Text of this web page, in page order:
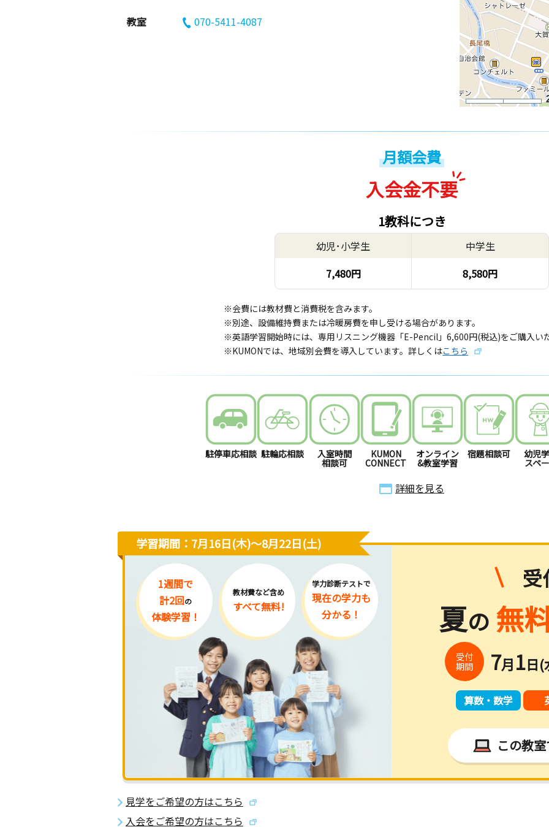
教室 070-5411-4087
月額会費
入会金不要
1教科につき
幼児･小学生
7,480円
中学生
8,580円
※会費には教材費と消費税を含みます。
※別途、設備維持費または冷暖房費を申し受ける場合があります。
※英語学習開始時には、専用リスニング機器「E-Pencil」6,600円(税込)をご購入い
※KUMONでは、地域別会費を導入しています。詳しくはこちら
駐停車応相談 駐輪応相談 入室時間
相談可
KUMON
CONNECT
オンライン
&教室学習
宿題相談可 幼児
スペ
詳細を見る
学習期間：7月16日(木)〜8月22日(土)
1週間で
計2回の
体験学習！
教材費など含め
すべて無料!
学力診断テストで
現在の学力も
分かる！
受
夏の 無
受付
期間
7月1日(
算数・数学
この教
見学をご希望の方はこちら
入会をご希望の方はこちら